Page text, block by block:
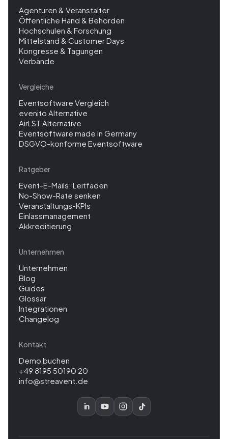
Agenturen & Veranstalter
Öffentliche Hand & Behörden
Hochschulen & Forschung
Mittelstand & Customer Days
Kongresse & Tagungen
Verbände
Vergleiche
Eventsoftware Vergleich
evenito Alternative
AirLST Alternative
Eventsoftware made in Germany
DSGVO-konforme Eventsoftware
Ratgeber
Event-E-Mails: Leitfaden
No-Show-Rate senken
Veranstaltungs-KPIs
Einlassmanagement
Akkreditierung
Unternehmen
Unternehmen
Blog
Guides
Glossar
Integrationen
Changelog
Kontakt
Demo buchen
+49 8195 50190 20
info@streavent.de